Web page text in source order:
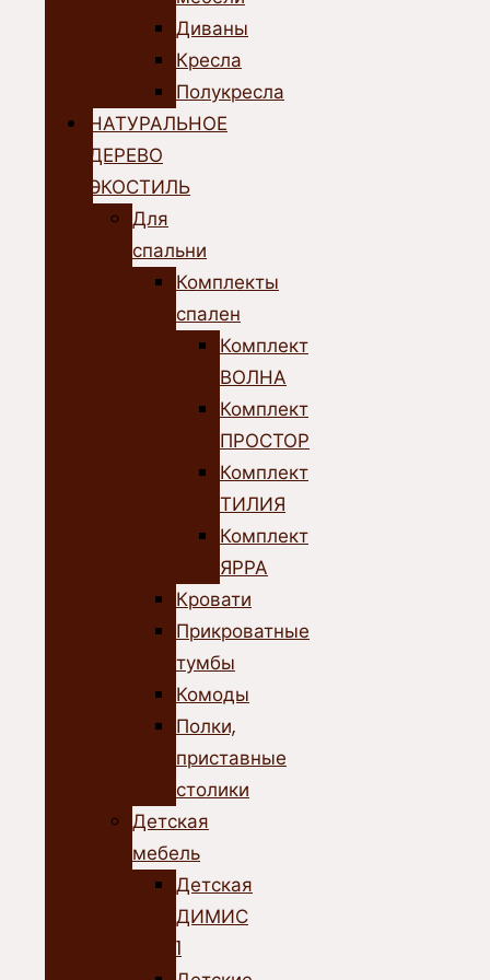
Диваны
Кресла
Полукресла
НАТУРАЛЬНОЕ
ДЕРЕВО
ЭКОСТИЛЬ
Для
спальни
Комплекты
спален
Комплект
ВОЛНА
Комплект
ПРОСТОР
Комплект
ТИЛИЯ
Комплект
ЯРРА
Кровати
Прикроватные
тумбы
Комоды
Полки,
приставные
столики
Детская
мебель
Детская
ДИМИС
1